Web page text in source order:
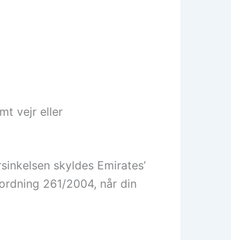
vejr eller
skyldes Emirates’
261/2004, når din